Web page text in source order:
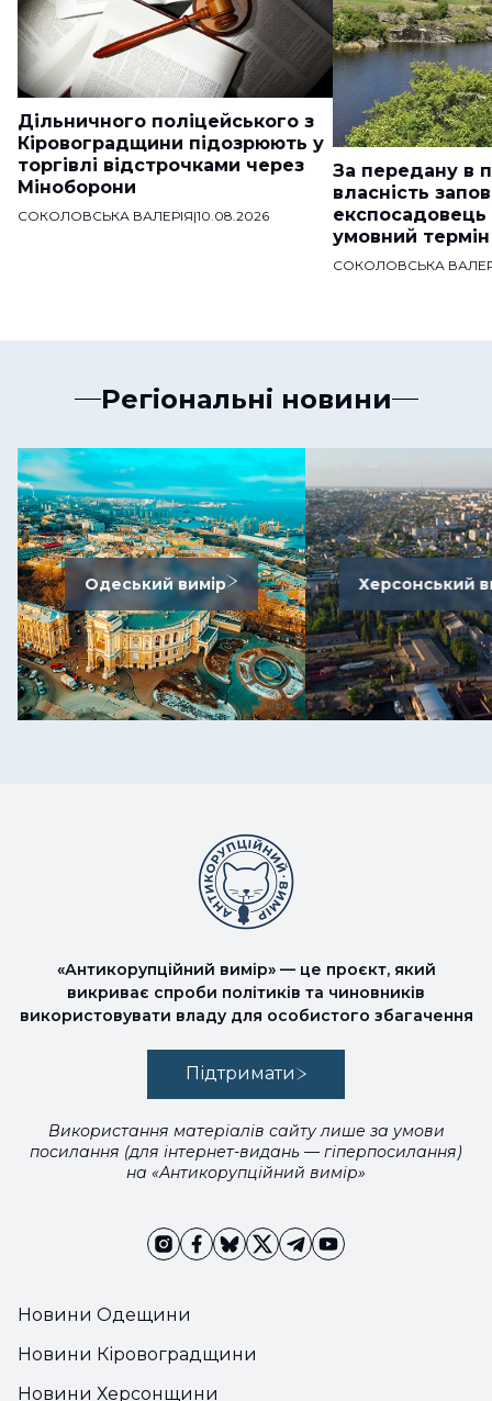
Дільничного поліцейського з
Кіровоградщини підозрюють у
торгівлі відстрочками через
Міноборони
СОКОЛОВСЬКА ВАЛЕРІЯ|10.08.2026
За передану в
власність
умовний термін
СОКОЛОВСЬКА
Регіональні новини
Одеський вимір Херсонський
Новини Одещини
Новини Кіровоградщини
Новини Херсонщини
«Антикорупційний вимір» — це проєкт, який
викриває спроби політиків та чиновників
використовувати владу для особистого збагачення
Підтримати
Використання матеріалів сайту лише за умови
посилання (для інтернет-видань — гіперпосилання)
на «Антикорупційний вимір»